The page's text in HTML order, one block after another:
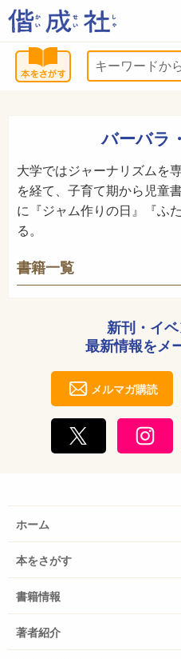
バーバラ
大学ではジャーナリズムを
を経て、子育て期から児童
に『ジャム作りの日』『ふ
る。
書籍一覧
新刊・イベ
最新情報をメ
メルマガ購読
ホーム
本をさがす
書籍情報
著者紹介